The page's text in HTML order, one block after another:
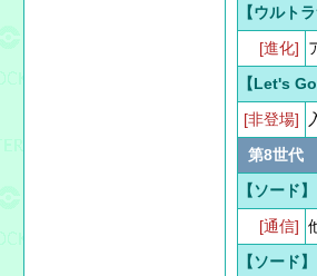
【ウルト
[進化]
【Let's
[非登場]
第8世代
【ソード
[通信]
【ソード